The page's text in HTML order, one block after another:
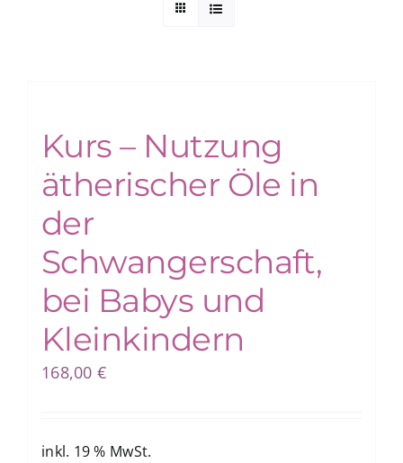
Kurs – Nutzung
ätherischer Öle in
der
Schwangerschaft,
bei Babys und
Kleinkindern
168,00 €
inkl. 19 % MwSt.